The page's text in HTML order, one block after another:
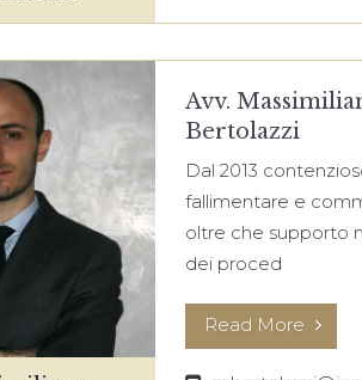
Avv.
Bertolazzi
Dal 2013
fallimentare e
oltre che supporto
dei proced
Read More